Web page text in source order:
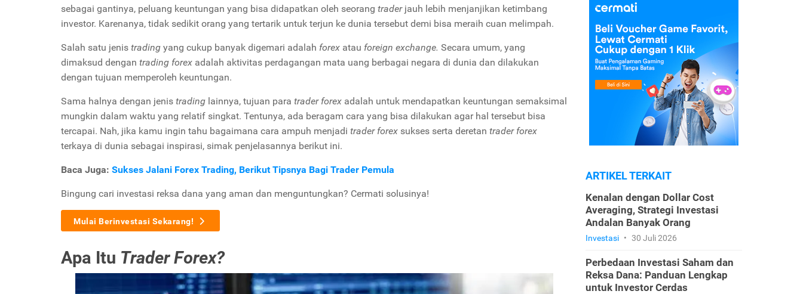
sebagai gantinya, peluang keuntungan yang bisa didapatkan oleh seorang trader jauh lebih menjanjikan ketimbang
investor. Karenanya, tidak sedikit orang yang tertarik untuk terjun ke dunia tersebut demi bisa meraih cuan melimpah.
Salah satu jenis trading yang cukup banyak digemari adalah forex atau foreign exchange. Secara umum, yang
dimaksud dengan trading forex adalah aktivitas perdagangan mata uang berbagai negara di dunia dan dilakukan
dengan tujuan memperoleh keuntungan.
Sama halnya dengan jenis trading lainnya, tujuan para trader forex adalah untuk mendapatkan keuntungan semaksimal
mungkin dalam waktu yang relatif singkat. Tentunya, ada beragam cara yang bisa dilakukan agar hal tersebut bisa
tercapai. Nah, jika kamu ingin tahu bagaimana cara ampuh menjadi trader forex sukses serta deretan trader forex
terkaya di dunia sebagai inspirasi, simak penjelasannya berikut ini.
Baca Juga: Sukses Jalani Forex Trading, Berikut Tipsnya Bagi Trader Pemula
Bingung cari investasi reksa dana yang aman dan menguntungkan? Cermati solusinya!
Mulai Berinvestasi Sekarang!
Apa Itu Trader Forex?
ARTIKEL TERKAIT
Kenalan dengan Dollar Cost
Averaging, Strategi Investasi
Andalan Banyak Orang
Investasi • 30 Juli 2026
Perbedaan Investasi Saham dan
Reksa Dana: Panduan Lengkap
untuk Investor Cerdas